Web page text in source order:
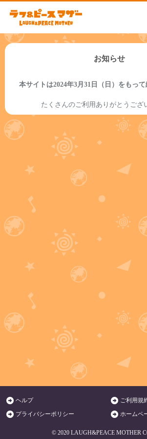
お知らせ
本サイトは2024年3月31日（日）をもって
たくさんのご利用ありがとうござ
ヘルプ
ご利用規
プライバシーポリシー
ホームペ
© 2020 LAUGH&PEACE MOTHER